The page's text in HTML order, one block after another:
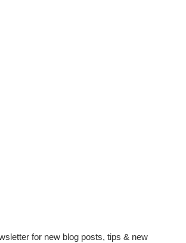
for new blog posts, tips & new